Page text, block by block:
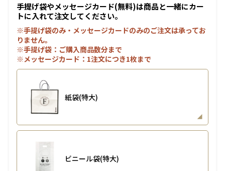
手提げ袋やメッセージカード(無料)は商品と一緒にカー
トに入れて注文してください。
※手提げ袋のみ・メッセージカードのみのご注文は承ってお
りません。
※手提げ袋：ご購入商品数分まで
※メッセージカード：1注文につき1枚まで
紙袋(特大)
ビニール袋(特大)